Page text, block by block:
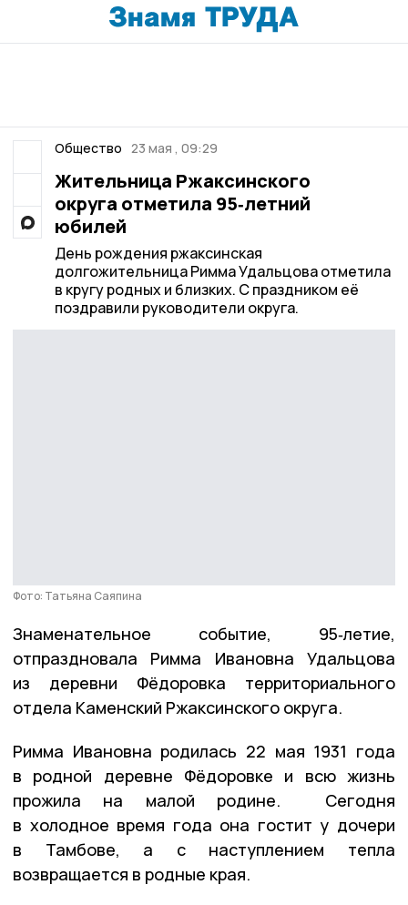
Общество 23 мая , 09:29
Жительница Ржаксинского
округа отметила 95‑летний
юбилей
День рождения ржаксинская
долгожительница Римма Удальцова отметила
в кругу родных и близких. С праздником её
поздравили руководители округа.
Фото: Татьяна Саяпина
Знаменательное событие, 95‑летие,
отпраздновала Римма Ивановна Удальцова
из деревни Фёдоровка территориального
отдела Каменский Ржаксинского округа.
Римма Ивановна родилась 22 мая 1931 года
в родной деревне Фёдоровке и всю жизнь
прожила на малой родине. Сегодня
в холодное время года она гостит у дочери
в Тамбове, а с наступлением тепла
возвращается в родные края.